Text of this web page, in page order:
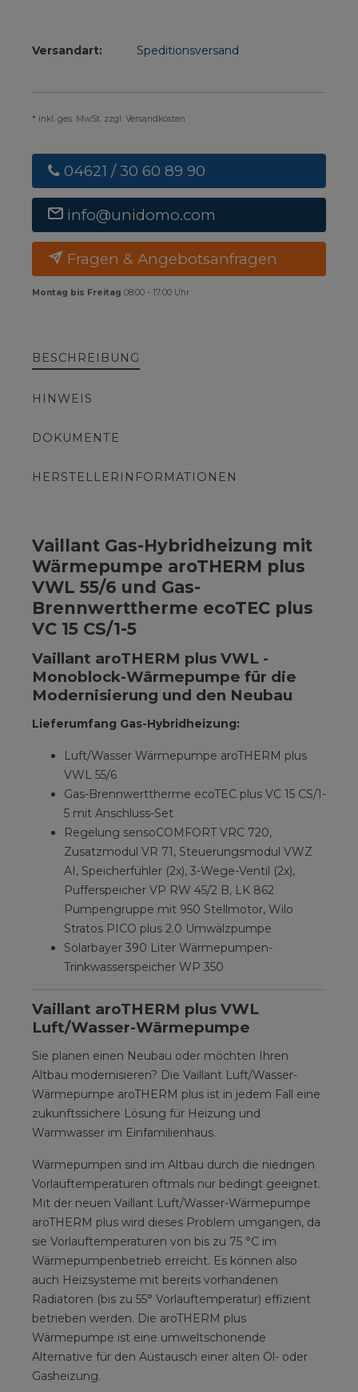
Versandart: Speditionsversand
* inkl. ges. MwSt. zzgl. Versandkosten
04621 / 30 60 89 90
info@unidomo.com
Fragen & Angebotsanfragen
Montag bis Freitag 08:00 - 17:00 Uhr
BESCHREIBUNG
HINWEIS
DOKUMENTE
HERSTELLERINFORMATIONEN
Vaillant Gas-Hybridheizung mit
Wärmepumpe aroTHERM plus
VWL 55/6 und Gas-
Brennwerttherme ecoTEC plus
VC 15 CS/1-5
Vaillant aroTHERM plus VWL -
Monoblock-Wärmepumpe für die
Modernisierung und den Neubau
Lieferumfang Gas-Hybridheizung:
Luft/Wasser Wärmepumpe aroTHERM plus
VWL 55/6
Gas-Brennwerttherme ecoTEC plus VC 15 CS/1-
5 mit Anschluss-Set
Regelung sensoCOMFORT VRC 720,
Zusatzmodul VR 71, Steuerungsmodul VWZ
AI, Speicherfühler (2x), 3-Wege-Ventil (2x),
Pufferspeicher VP RW 45/2 B, LK 862
Pumpengruppe mit 950 Stellmotor, Wilo
Stratos PICO plus 2.0 Umwälzpumpe
Solarbayer 390 Liter Wärmepumpen-
Trinkwasserspeicher WP 350
Vaillant aroTHERM plus VWL
Luft/Wasser-Wärmepumpe
Sie planen einen Neubau oder möchten Ihren
Altbau modernisieren? Die Vaillant Luft/Wasser-
Wärmepumpe aroTHERM plus ist in jedem Fall eine
zukunftssichere Lösung für Heizung und
Warmwasser im Einfamilienhaus.
Wärmepumpen sind im Altbau durch die niedrigen
Vorlauftemperaturen oftmals nur bedingt geeignet.
Mit der neuen Vaillant Luft/Wasser-Wärmepumpe
aroTHERM plus wird dieses Problem umgangen, da
sie Vorlauftemperaturen von bis zu 75 °C im
Wärmepumpenbetrieb erreicht. Es können also
auch Heizsysteme mit bereits vorhandenen
Radiatoren (bis zu 55° Vorlauftemperatur) effizient
betrieben werden. Die aroTHERM plus
Wärmepumpe ist eine umweltschonende
Alternative für den Austausch einer alten Öl- oder
Gasheizung.